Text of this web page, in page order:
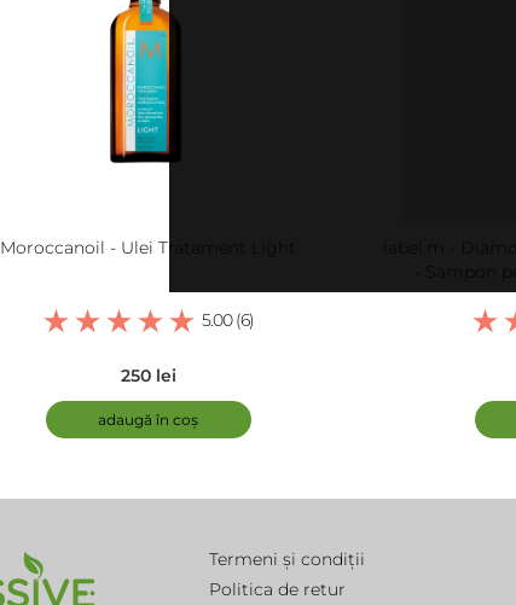
Moroccanoil - Ulei Tratament Light
5.00 (6)
250 lei
adaugă în coș
label.m -
- Sampon
Termeni și condiții
Politica de retur